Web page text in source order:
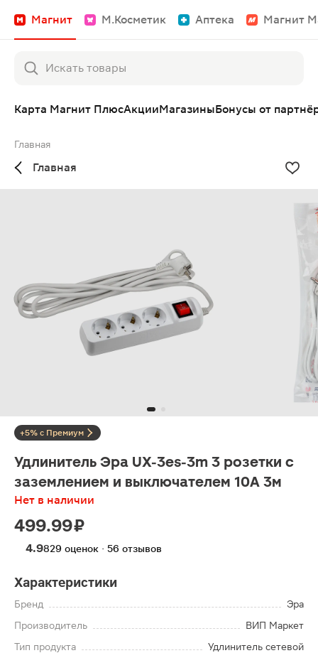
Магнит М.Косметик Аптека Магнит
Карта Магнит ПлюсАкцииМагазиныБонусы от
Главная
Главная
+5% с Премиум
Удлинитель Эра UX-3es-3m 3 розетки с
заземлением и выключателем 10А 3м
Нет в наличии
499.99 ₽
4.9829 оценок · 56 отзывов
Характеристики
Бренд
Эра
Производитель
ВИП Маркет
Тип продукта
Удлинитель сетевой